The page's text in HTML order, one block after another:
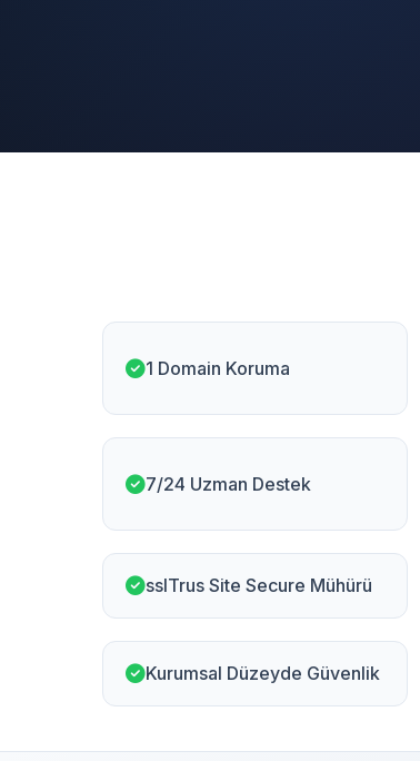
1 Domain Koruma
7/24 Uzman Destek
sslTrus Site Secure Mühürü
Kurumsal Düzeyde Güvenlik